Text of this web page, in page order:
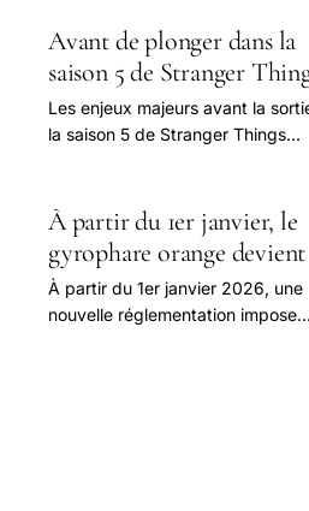
comme une simple parodie.
Avant de plonger dans la
saison 5 de Stranger
Les enjeux majeurs avant la
la saison 5 de Stranger Things
millions.
À partir du 1er janvier, le
gyrophare orange devient
À partir du 1er janvier 2026, une
nouvelle réglementation impose